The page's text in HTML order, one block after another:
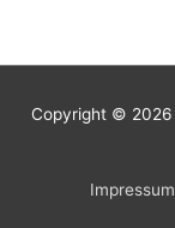
Copyright © 2026
Impressum